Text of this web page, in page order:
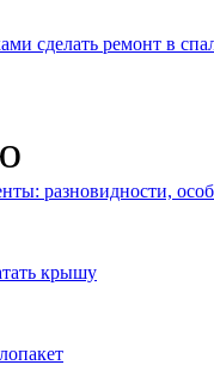
сделать ремонт в
разновидности,
крышу